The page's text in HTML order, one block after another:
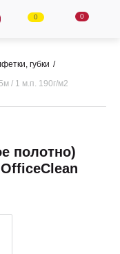
0 0
губки
/ 1 м.п. 190г/м2
полотно)